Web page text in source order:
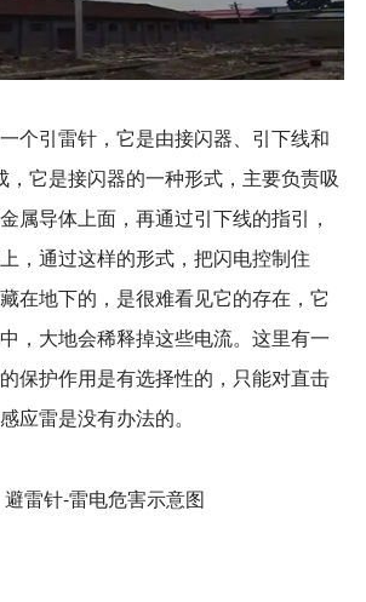
个引雷针，它是由接闪器、引下线和
，它是接闪器的一种形式，主要负责吸
属导体上面，再通过引下线的指引，
，通过这样的形式，把闪电控制住
在地下的，是很难看见它的存在，它
，大地会稀释掉这些电流。这里有一
的保护作用是有选择性的，只能对直击
应雷是没有办法的。